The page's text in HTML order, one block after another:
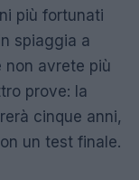
più fortunati
spiaggia a
non avrete più
prove: la
cinque anni,
un test finale.